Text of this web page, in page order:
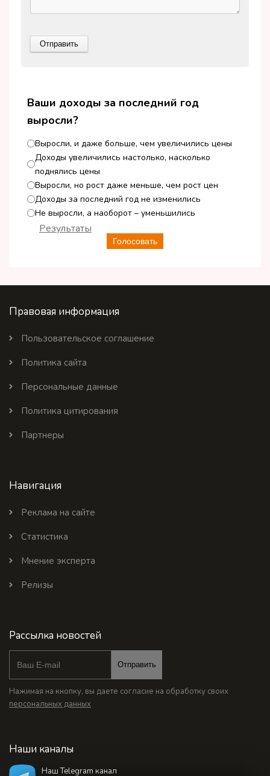
Ваши доходы за последний год
выросли?
Выросли, и даже больше, чем увеличились цены
Доходы увеличились настолько, насколько
поднялись цены
Выросли, но рост даже меньше, чем рост цен
Доходы за последний год не изменились
Не выросли, а наоборот – уменьшились
Голосовать
Результаты
Правовая информация
Пользовательское соглашение
Политика сайта
Персональные данные
Политика цитирования
Партнеры
Навигация
Реклама на сайте
Статистика
Мнение эксперта
Релизы
Рассылка новостей
Отправить
Нажимая на кнопку, вы даете согласие на обработку своих
персональных данных
Наши каналы
Наш Telegram канал